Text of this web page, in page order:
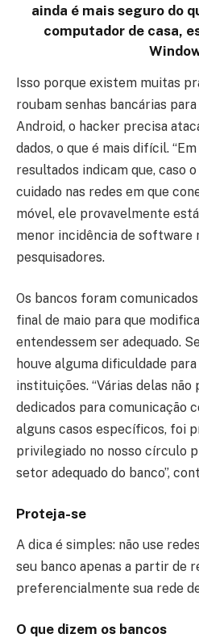
ainda é mais seguro do
computador de casa,
Isso porque existem muitas
roubam senhas bancárias
Android, o hacker precisa
dados, o que é mais difícil.
resultados indicam que, caso
cuidado nas redes em que
móvel, ele provavelmente
menor incidência de software
pesquisadores.
Os bancos foram
final de maio para que
entendessem ser adequado.
houve alguma dificuldade
instituições. “Várias delas não
dedicados para comunicação
alguns casos específicos, foi
privilegiado no nosso círculo
setor adequado do banco”,
Proteja-se
A dica é simples: não use
seu banco apenas a partir de
preferencialmente sua rede
O que dizem os bancos